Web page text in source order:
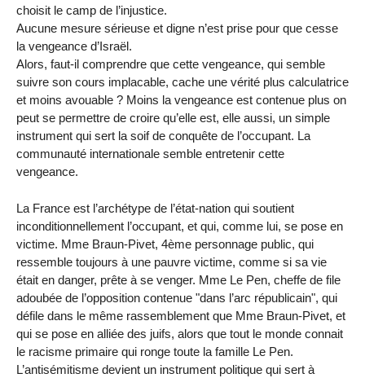
choisit le camp de l’injustice.
Aucune mesure sérieuse et digne n’est prise pour que cesse
la vengeance d’Israël.
Alors, faut-il comprendre que cette vengeance, qui semble
suivre son cours implacable, cache une vérité plus calculatrice
et moins avouable ? Moins la vengeance est contenue plus on
peut se permettre de croire qu’elle est, elle aussi, un simple
instrument qui sert la soif de conquête de l’occupant. La
communauté internationale semble entretenir cette
vengeance.
La France est l’archétype de l’état-nation qui soutient
inconditionnellement l’occupant, et qui, comme lui, se pose en
victime. Mme Braun-Pivet, 4ème personnage public, qui
ressemble toujours à une pauvre victime, comme si sa vie
était en danger, prête à se venger. Mme Le Pen, cheffe de file
adoubée de l’opposition contenue "dans l’arc républicain", qui
défile dans le même rassemblement que Mme Braun-Pivet, et
qui se pose en alliée des juifs, alors que tout le monde connait
le racisme primaire qui ronge toute la famille Le Pen.
L’antisémitisme devient un instrument politique qui sert à